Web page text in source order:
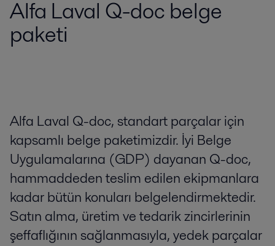
Alfa Laval Q-doc belge
paketi
Alfa Laval Q-doc, standart parçalar için
kapsamlı belge paketimizdir. İyi Belge
Uygulamalarına (GDP) dayanan Q-doc,
hammaddeden teslim edilen ekipmanlara
kadar bütün konuları belgelendirmektedir.
Satın alma, üretim ve tedarik zincirlerinin
şeffaflığının sağlanmasıyla, yedek parçalar